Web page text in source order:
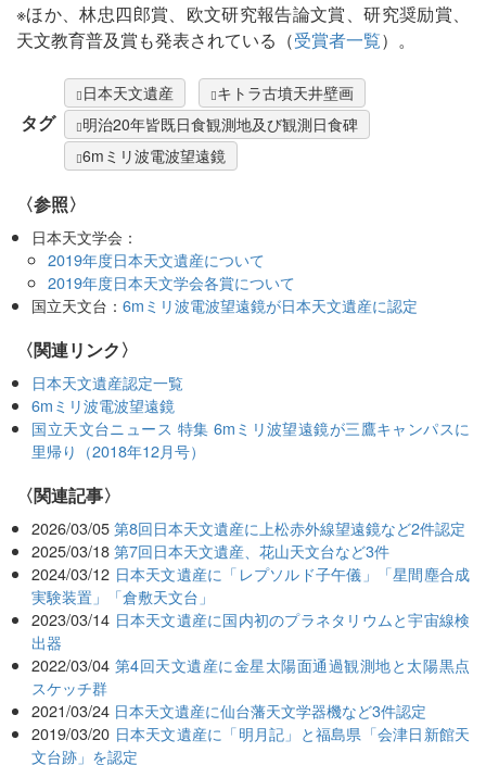
※ほか、林忠四郎賞、欧文研究報告論文賞、研究奨励賞、
天文教育普及賞も発表されている（受賞者一覧）。
タグ
日本天文遺産
キトラ古墳天井壁画
明治20年皆既日食観測地及び観測日食碑
6mミリ波電波望遠鏡
〈参照〉
日本天文学会：
2019年度日本天文遺産について
2019年度日本天文学会各賞について
国立天文台：6mミリ波電波望遠鏡が日本天文遺産に認定
〈関連リンク〉
日本天文遺産認定一覧
6mミリ波電波望遠鏡
国立天文台ニュース 特集 6mミリ波望遠鏡が三鷹キャンパスに
里帰り（2018年12月号）
関連記事
2026/03/05 第8回日本天文遺産に上松赤外線望遠鏡など2件認定
2025/03/18 第7回日本天文遺産、花山天文台など3件
2024/03/12 日本天文遺産に「レプソルド子午儀」「星間塵合成
実験装置」「倉敷天文台」
2023/03/14 日本天文遺産に国内初のプラネタリウムと宇宙線検
出器
2022/03/04 第4回天文遺産に金星太陽面通過観測地と太陽黒点
スケッチ群
2021/03/24 日本天文遺産に仙台藩天文学器機など3件認定
2019/03/20 日本天文遺産に「明月記」と福島県「会津日新館天
文台跡」を認定